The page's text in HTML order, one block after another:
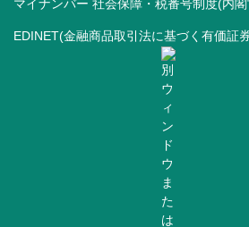
マイナンバー 社会保障・税番号制度(内
EDINET(金融商品取引法に基づく有価証